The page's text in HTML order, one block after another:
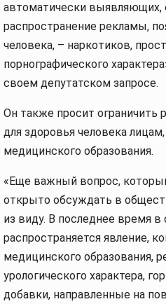
автоматически выявляющих,
распространение рекламы,
человека, – наркотиков,
порнографического
своем депутатском запросе.
Он также просит ограничить
для здоровья человека
медицинского образования.
«Еще важный вопрос,
открыто обсуждать в
из виду. В последнее время
распространяется явление,
медицинского образования,
урологического характера,
добавки, направленные на